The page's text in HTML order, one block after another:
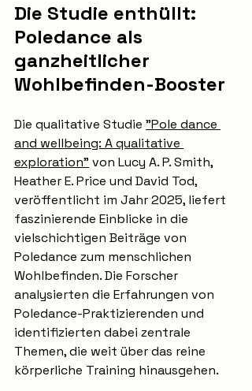
Die Studie enthüllt:
Poledance als
ganzheitlicher
Wohlbefinden-Booster
Die qualitative Studie "Pole dance
and wellbeing: A qualitative
exploration" von Lucy A. P. Smith,
Heather E. Price und David Tod,
veröffentlicht im Jahr 2025, liefert
faszinierende Einblicke in die
vielschichtigen Beiträge von
Poledance zum menschlichen
Wohlbefinden. Die Forscher
analysierten die Erfahrungen von
Poledance-Praktizierenden und
identifizierten dabei zentrale
Themen, die weit über das reine
körperliche Training hinausgehen.